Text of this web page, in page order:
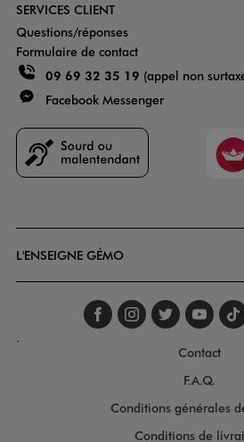
SERVICES CLIENT
Questions/réponses
Formulaire de contact
09 69 32 35 19 (appel non
Facebook Messenger
Faciliti
L'ENSEIGNE GÉMO
Suivez-
Suivez-
.
Contact
F.A.Q.
Conditions générales
Conditions de